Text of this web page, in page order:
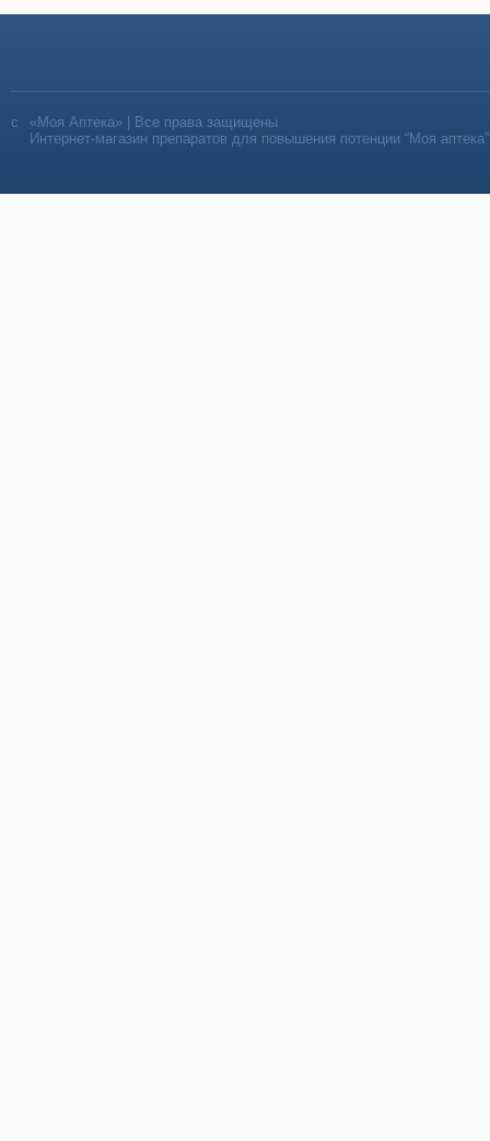
«Моя Аптека» | Все права защищены
Интернет-магазин препаратов для повышения потенции “Моя